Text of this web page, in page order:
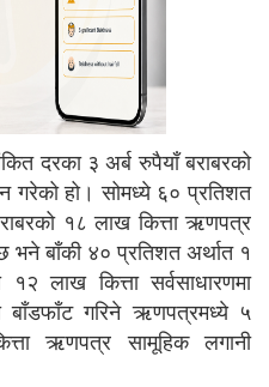
दरका ३ अर्ब रुपैयाँ बराबरको
गरेको हो। सोमध्ये ६० प्रतिशत
१८ लाख कित्ता ऋणपत्र
भने बाँकी ४० प्रतिशत अर्थात १
लाख कित्ता सर्वसाधारणमा
बाँडफाँट गरिने ऋणपत्रमध्ये ५
ऋणपत्र सामूहिक लगानी